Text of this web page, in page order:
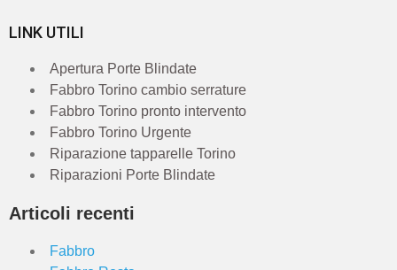
LINK UTILI
Apertura Porte Blindate
Fabbro Torino cambio serrature
Fabbro Torino pronto intervento
Fabbro Torino Urgente
Riparazione tapparelle Torino
Riparazioni Porte Blindate
Articoli recenti
Fabbro